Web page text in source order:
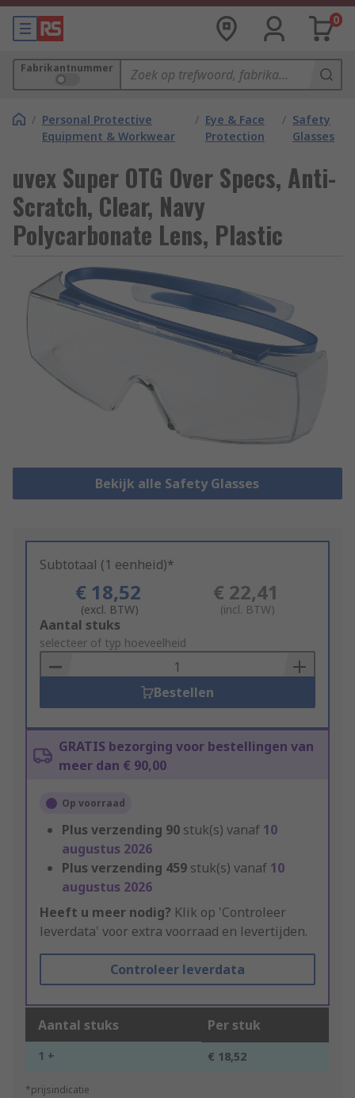
0
Fabrikantnummer
/ Personal Protective
Equipment & Workwear
/ Eye & Face
Protection
/ Safety
Glasses
uvex Super OTG Over Specs, Anti-
Scratch, Clear, Navy
Polycarbonate Lens, Plastic
Bekijk alle Safety Glasses
Subtotaal (1 eenheid)*
€ 18,52
(excl. BTW)
€ 22,41
(incl. BTW)
Add
to
Basket
Aantal stuks
selecteer of typ hoeveelheid
Bestellen
GRATIS bezorging voor bestellingen van
meer dan € 90,00
Op voorraad
Plus verzending 90 stuk(s) vanaf 10
augustus 2026
Plus verzending 459 stuk(s) vanaf 10
augustus 2026
Heeft u meer nodig? Klik op 'Controleer
leverdata' voor extra voorraad en levertijden.
Controleer leverdata
Aantal stuks Per stuk
1 + € 18,52
*prijsindicatie